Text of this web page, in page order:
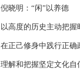
倪晓明：“闲”以养德
以高度的历史主动把握
在正己修身中践行正确
理解和把握坚定文化自